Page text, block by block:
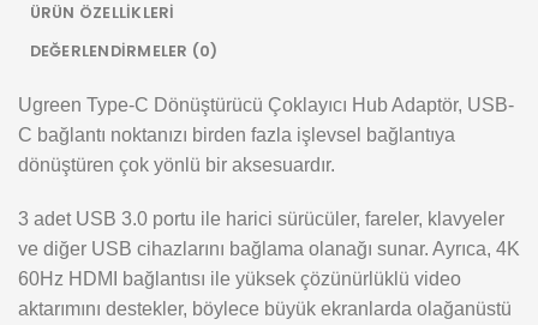
ÜRÜN ÖZELLIKLERI
DEĞERLENDIRMELER (0)
Ugreen Type-C Dönüştürücü Çoklayıcı Hub Adaptör, USB-
C bağlantı noktanızı birden fazla işlevsel bağlantıya
dönüştüren çok yönlü bir aksesuardır.
3 adet USB 3.0 portu ile harici sürücüler, fareler, klavyeler
ve diğer USB cihazlarını bağlama olanağı sunar. Ayrıca, 4K
60Hz HDMI bağlantısı ile yüksek çözünürlüklü video
aktarımını destekler, böylece büyük ekranlarda olağanüstü